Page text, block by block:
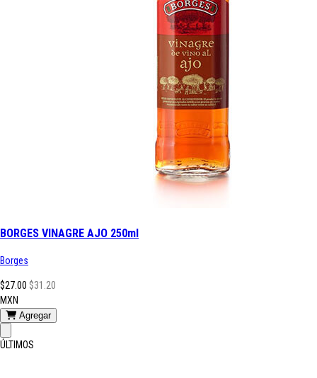
BORGES VINAGRE AJO 250ml
Borges
$27.00 $31.20
MXN
Agregar
ÚLTIMOS